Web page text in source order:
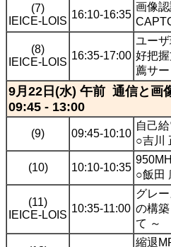
(7)
IEICE-LOIS
16:10-16:35
画像
(8)
IEICE-LOIS
16:35-17:00
ユー
好把
薦サ
9月22日(水) 午前 通信と画
09:45 - 13:00
(9) 09:45-10:10
自己
○吉川
(10) 10:10-10:35
○飯田
(11)
IEICE-LOIS
10:35-11:00
グレ
の構
て ～
縮退